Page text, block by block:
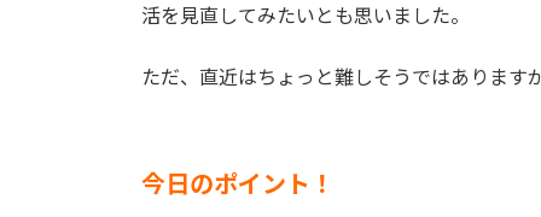
活を見直してみたいとも思いました。
ただ、直近はちょっと難しそうではあります
今日のポイント！